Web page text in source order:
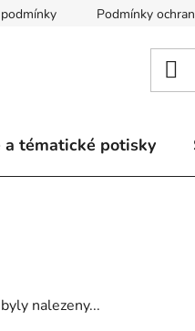
Podmínky
tématické potisky
nalezeny...